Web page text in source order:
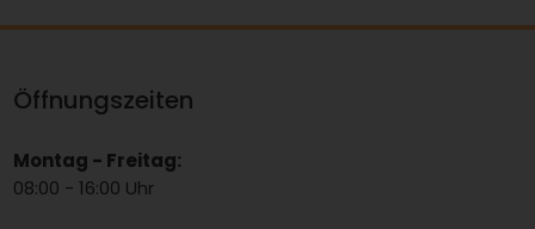
Öffnungszeiten
Montag - Freitag:
08:00 - 16:00 Uhr